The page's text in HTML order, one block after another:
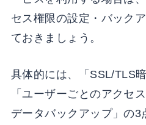
セス権限の設定・バック
ておきましょう。
具体的には、「SSL/TLS
「ユーザーごとのアクセ
データバックアップ」の3